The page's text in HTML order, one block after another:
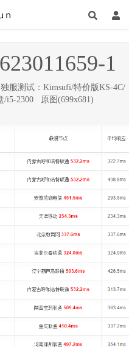
1
服测试：Kimsufi/特价版KS-4C/
/i5-2300
原图(699x681)